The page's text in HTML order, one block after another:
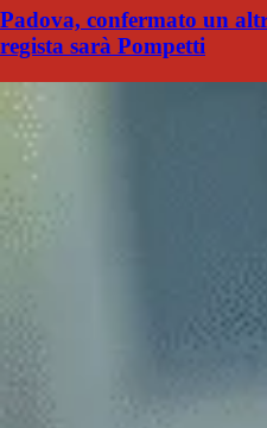
Padova, confermato un
regista sarà Pompetti